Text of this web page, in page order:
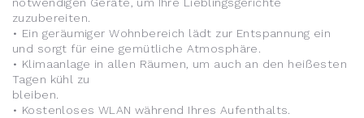
zuzubereiten.
• Ein geräumiger Wohnbereich lädt zur Entspannung ein
und sorgt für eine gemütliche Atmosphäre.
• Klimaanlage in allen Räumen, um auch an den heißesten
Tagen kühl zu
bleiben.
• Kostenloses WLAN während Ihres Aufenthalts.